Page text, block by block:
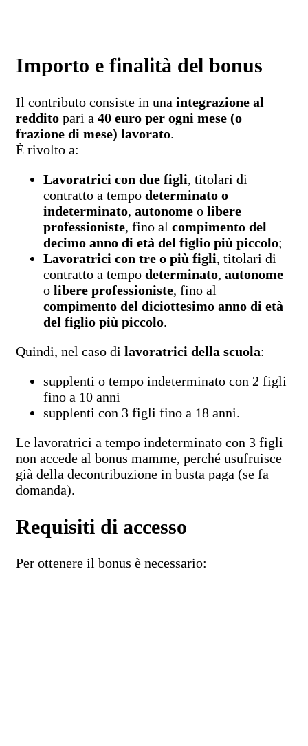
Importo e finalità del bonus
Il contributo consiste in una integrazione al
reddito pari a 40 euro per ogni mese (o
frazione di mese) lavorato.
È rivolto a:
Lavoratrici con due figli, titolari di
contratto a tempo determinato o
indeterminato, autonome o libere
professioniste, fino al compimento del
decimo anno di età del figlio più piccolo;
Lavoratrici con tre o più figli, titolari di
contratto a tempo determinato, autonome
o libere professioniste, fino al
compimento del diciottesimo anno di età
del figlio più piccolo.
Quindi, nel caso di lavoratrici della scuola:
supplenti o tempo indeterminato con 2 figli
fino a 10 anni
supplenti con 3 figli fino a 18 anni.
Le lavoratrici a tempo indeterminato con 3 figli
non accede al bonus mamme, perché usufruisce
già della decontribuzione in busta paga (se fa
domanda).
Requisiti di accesso
Per ottenere il bonus è necessario: